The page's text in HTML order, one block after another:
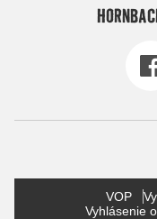
VOP
Vyhlásenie